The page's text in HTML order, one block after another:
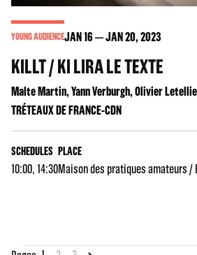
YOUNG AUDIENCEJAN16 JAN20, 2023
KILLT / KI LIRA LE TEXTE
Malte Martin, Yann Verburgh, Olivier
TRÉTEAUX DE FRANCE-CDN
SCHEDULES
10:00, 14:30
PLACE
Maison des pratiques amateurs /